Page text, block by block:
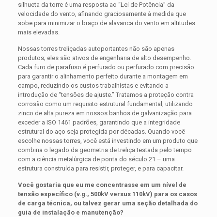
silhueta da torre é uma resposta ao “Lei de Potência” da
velocidade do vento, afinando graciosamente à medida que
sobe para minimizar o braço de alavanca do vento em altitudes
mais elevadas.
Nossas torres treliçadas autoportantes não são apenas
produtos; eles são ativos de engenharia de alto desempenho.
Cada furo de parafuso é perfurado ou perfurado com precisão
para garantir o alinhamento perfeito durante a montagem em
campo, reduzindo os custos trabalhistas e evitando a
introdução de “tensões de ajuste.” Tratamos a proteção contra
corrosão como um requisito estrutural fundamental, utilizando
zinco de alta pureza em nossos banhos de galvanização para
exceder a ISO 1461 padrões, garantindo que a integridade
estrutural do aço seja protegida por décadas. Quando você
escolhe nossas torres, você está investindo em um produto que
combina o legado da geometria de treliça testada pelo tempo
com a ciência metalúrgica de ponta do século 21 – uma
estrutura construída para resistir, proteger, e para capacitar.
Você gostaria que eu me concentrasse em um nível de
tensão específico (v.g., 500kV versus 110kV) para os casos
de carga técnica, ou talvez gerar uma seção detalhada do
guia de instalação e manutenção?